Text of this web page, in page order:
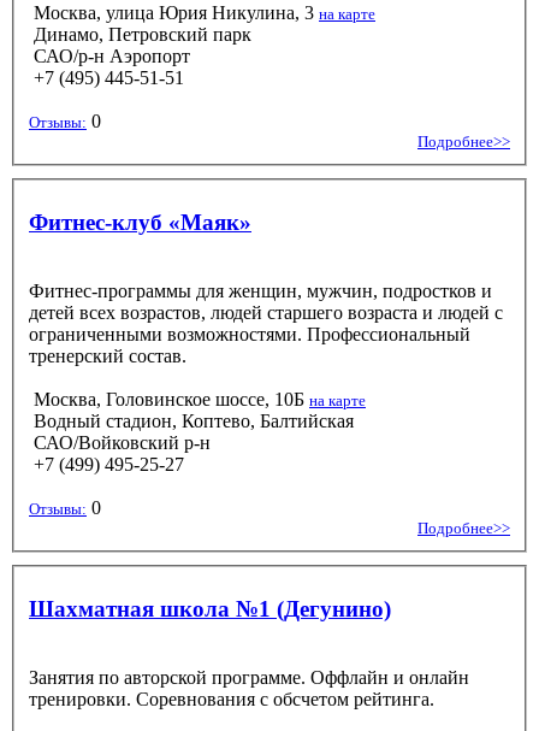
Москва, улица Юрия Никулина, 3 на карте
Динамо, Петровский парк
САО/р-н Аэропорт
+7 (495) 445-51-51
Отзывы: 0
Подробнее>>
Фитнес-клуб «Маяк»
Фитнес-программы для женщин, мужчин, подростков и
детей всех возрастов, людей старшего возраста и людей с
ограниченными возможностями. Профессиональный
тренерский состав.
Москва, Головинское шоссе, 10Б на карте
Водный стадион, Коптево, Балтийская
САО/Войковский р-н
+7 (499) 495-25-27
Отзывы: 0
Подробнее>>
Шахматная школа №1 (Дегунино)
Занятия по авторской программе. Оффлайн и онлайн
тренировки. Соревнования с обсчетом рейтинга.